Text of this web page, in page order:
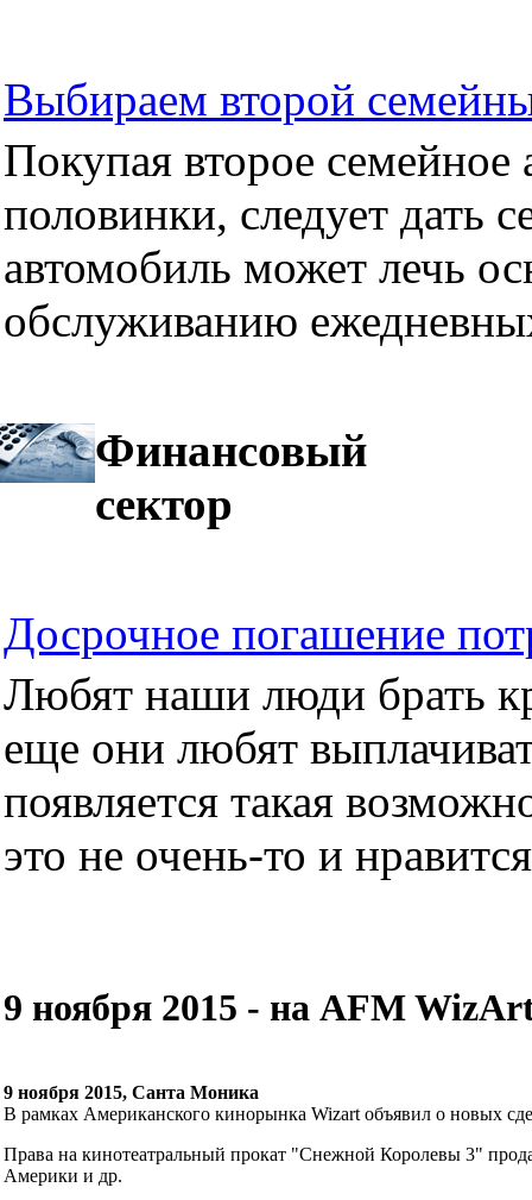
Выбираем второй
Покупая второе семейное
половинки, следует дать
автомобиль может лечь
обслуживанию
Финансовый
сектор
Досрочное погашение
Любят наши люди брать
еще они любят
появляется такая
это не очень-то и
9 ноября 2015 - на AFM
9 ноября 2015, Санта Моника
В рамках Американского кинорынка Wizart объявил о новых
Права на кинотеатральный прокат "Снежной Королевы 3"
Америки и др.